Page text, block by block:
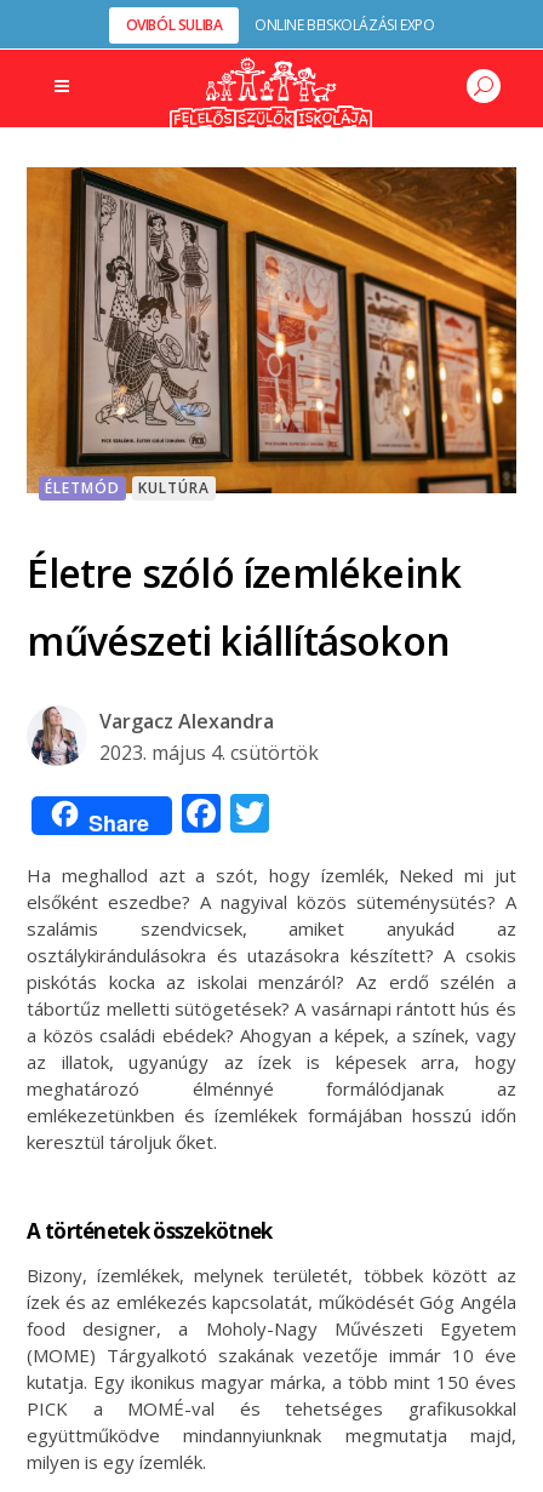
OVIBÓL SULIBA ONLINE BEISKOLÁZÁSI EXPO
ÉLETMÓD KULTÚRA
Életre szóló ízemlékeink
művészeti kiállításokon
Vargacz Alexandra
2023. május 4. csütörtök
Share Facebook
Ha meghallod azt a szót, hogy ízemlék, Neked mi jut
elsőként eszedbe? A nagyival közös süteménysütés? A
szalámis szendvicsek, amiket anyukád az
osztálykirándulásokra és utazásokra készített? A csokis
piskótás kocka az iskolai menzáról? Az erdő szélén a
tábortűz melletti sütögetések? A vasárnapi rántott hús és
a közös családi ebédek? Ahogyan a képek, a színek, vagy
az illatok, ugyanúgy az ízek is képesek arra, hogy
meghatározó élménnyé formálódjanak az
emlékezetünkben és ízemlékek formájában hosszú időn
keresztül tároljuk őket.
A történetek összekötnek
Bizony, ízemlékek, melynek területét, többek között az
ízek és az emlékezés kapcsolatát, működését Góg Angéla
food designer, a Moholy-Nagy Művészeti Egyetem
(MOME) Tárgyalkotó szakának vezetője immár 10 éve
kutatja. Egy ikonikus magyar márka, a több mint 150 éves
PICK a MOMÉ-val és tehetséges grafikusokkal
együttműködve mindannyiunknak megmutatja majd,
milyen is egy ízemlék.